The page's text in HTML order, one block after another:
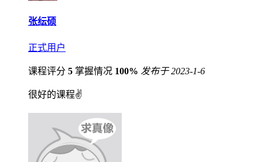
张纭硕
正式用户
课程评分 5 掌握情况 100% 发布于 2023-1-6
很好的课程✌